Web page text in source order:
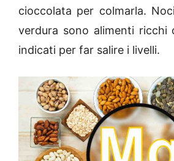
cioccolata per colmarla.
verdura sono alimenti ricchi
indicati per far salire i livelli.